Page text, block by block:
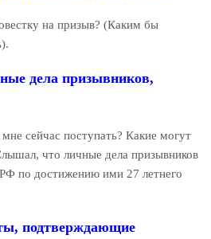
на призыв? (Каким бы
дела призывников,
сейчас поступать? Какие могут
что личные дела призывников
по достижению ими 27 летнего
подтверждающие